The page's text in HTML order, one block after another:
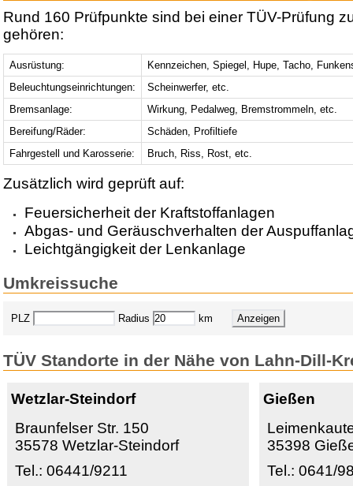
Rund 160 Prüfpunkte sind bei einer TÜV-Prüfung
gehören:
Ausrüstung:
Kennzeichen, Spiegel, Hupe, Tacho,
Beleuchtungseinrichtungen:
Scheinwerfer, etc.
Bremsanlage:
Wirkung, Pedalweg, Bremstrommeln, etc.
Bereifung/Räder:
Schäden, Profiltiefe
Fahrgestell und Karosserie:
Bruch, Riss, Rost, etc.
Zusätzlich wird geprüft auf:
Feuersicherheit der Kraftstoffanlagen
Abgas- und Geräuschverhalten der
Leichtgängigkeit der Lenkanlage
Umkreissuche
PLZ Radius km
TÜV Standorte in der Nähe von Lahn-Dill-
Wetzlar-Steindorf
Braunfelser Str. 150
35578 Wetzlar-Steindorf
Tel.: 06441/9211
Gießen
35398
Tel.: 0641/